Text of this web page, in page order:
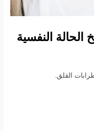
الحالة النفسية
القلق.